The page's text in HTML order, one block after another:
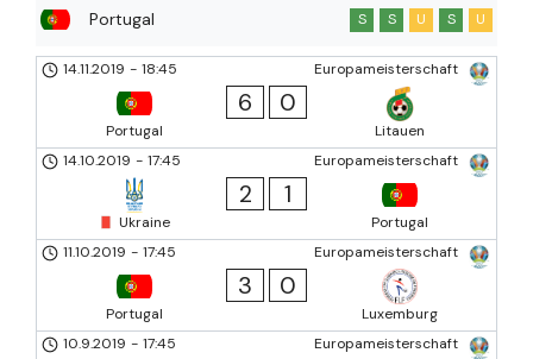
Portugal S S U S U
Europameisterschaft
14.11.2019 - 18:45
Portugal
6 0
Litauen
Europameisterschaft
14.10.2019 - 17:45
Ukraine
2 1
Portugal
Europameisterschaft
11.10.2019 - 17:45
Portugal
3 0
Luxemburg
Europameisterschaft
10.9.2019 - 17:45